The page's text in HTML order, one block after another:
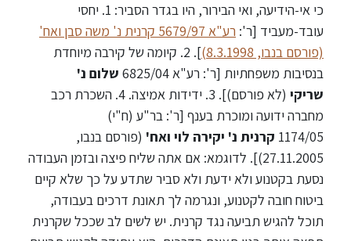
כי אי-הידיעה, ואי הבירור, היו בגדר הסביר: 1. יחסי
עובד-מעביד [ר':
רע"א 5679/97 קרנית נ' משה סבן ואח'
(פורסם בנבו, 8.3.1998)
]. 2. קיומה של קירבה מיוחדת
בנסיבות משפחתיות [ר': רע"א 6825/04
שלום נ'
שריקי
(לא פורסם)]. 3. ידידות אמיצה. 4. השכרת רכב
מחברה ידועה ומוכרת בענף [ר': בר"ע (ח"י)
1174/05 קרנית נ' יקירה לוי ואח' (פורסם בנבו,
27.11.2005)]. לדוגמא: אם אתה שליח פיצה ובזמן העבודה
נסעת בקטנוע ולא ידעת ולא סביר שתדע על כך שלא קיים
ביטוח חובה לקטנוע, ונגרמה לך תאונת דרכים בעבודה,
תוכל להגיש תביעה נגד קרנית. יש לשים לב שככל שקרנית